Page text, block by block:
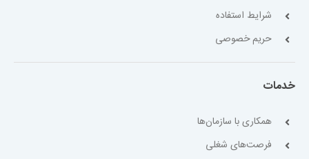
شرایط استفاده
حریم خصوصی
خدمات
همکاری با سازمان‌ها
فرصت‌های شغلی